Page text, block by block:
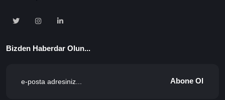
Bizden Haberdar Olun...
Abone Ol